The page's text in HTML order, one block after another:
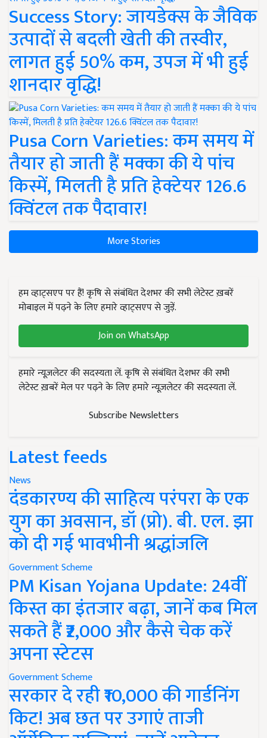
Success Story: जायडेक्स के जैविक
उत्पादों से बदली खेती की तस्वीर,
लागत हुई 50% कम, उपज में भी हुई
शानदार वृद्धि!
Pusa Corn Varieties: कम समय में
तैयार हो जाती हैं मक्का की ये पांच
किस्में, मिलती है प्रति हेक्टेयर 126.6
क्विंटल तक पैदावार!
More Stories
हम व्हाट्सएप पर हैं! कृषि से संबंधित देशभर की सभी लेटेस्ट ख़बरें
मोबाइल में पढ़ने के लिए हमारे व्हाट्सएप से जुड़ें.
Join on WhatsApp
हमारे न्यूज़लेटर की सदस्यता लें. कृषि से संबंधित देशभर की सभी
लेटेस्ट ख़बरें मेल पर पढ़ने के लिए हमारे न्यूज़लेटर की सदस्यता लें.
Subscribe Newsletters
Latest feeds
News
दंडकारण्य की साहित्य परंपरा के एक
युग का अवसान, डॉ (प्रो). बी. एल. झा
को दी गई भावभीनी श्रद्धांजलि
Government Scheme
PM Kisan Yojana Update: 24वीं
किस्त का इंतजार बढ़ा, जानें कब मिल
सकते हैं ₹2,000 और कैसे चेक करें
अपना स्टेटस
Government Scheme
सरकार दे रही ₹10,000 की गार्डनिंग
किट! अब छत पर उगाएं ताजी